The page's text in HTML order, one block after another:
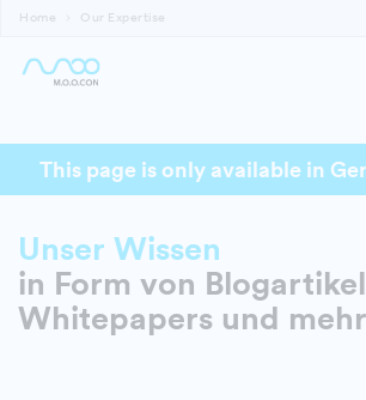
Home Our Expertise
This page is only available in
Unser Wissen
in Form von
Whitepapers und mehr